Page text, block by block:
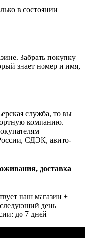
в состоянии
Забрать покупку
знает номер и имя,
служба, то вы
компанию.
СДЭК, авито-
доставка
наш магазин +
следующий день
до 7 дней